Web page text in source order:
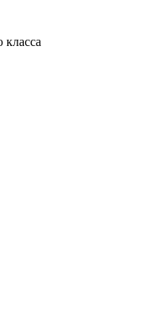
класса